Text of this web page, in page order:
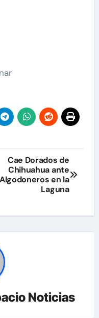
Cae Dorados de
Chihuahua ante
Algodoneros en la
Laguna
Noticias